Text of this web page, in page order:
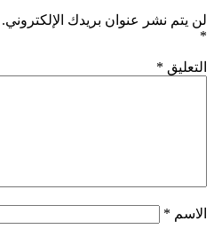
لن يتم نشر عنوان بريدك الإلكتروني.
*
التعليق *
الاسم *